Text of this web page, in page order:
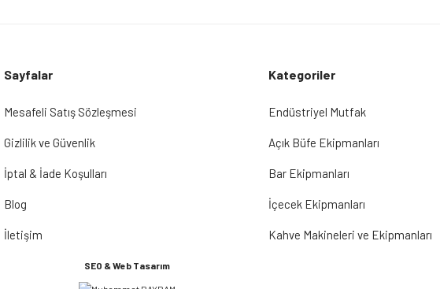
Sayfalar
Mesafeli Satış Sözleşmesi
Gizlilik ve Güvenlik
İptal & İade Koşulları
Blog
İletişim
Kategoriler
Endüstriyel Mutfak
Açık Büfe Ekipmanları
Bar Ekipmanları
İçecek Ekipmanları
Kahve Makineleri ve Ekipmanları
SEO & Web Tasarım